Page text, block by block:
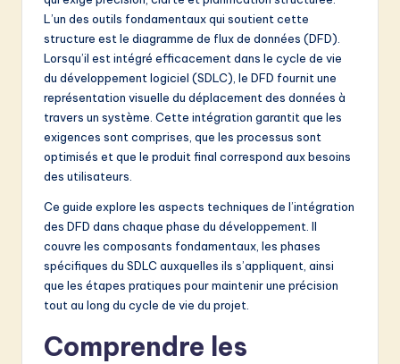
&
S
o
w
L’un des outils fondamentaux qui soutient cette
structure est le diagramme de flux de données (DFD).
Lorsqu’il est intégré efficacement dans le cycle de vie
du développement logiciel (SDLC), le DFD fournit une
représentation visuelle du déplacement des données à
travers un système. Cette intégration garantit que les
exigences sont comprises, que les processus sont
optimisés et que le produit final correspond aux besoins
des utilisateurs.
Ce guide explore les aspects techniques de l’intégration
des DFD dans chaque phase du développement. Il
couvre les composants fondamentaux, les phases
spécifiques du SDLC auxquelles ils s’appliquent, ainsi
que les étapes pratiques pour maintenir une précision
tout au long du cycle de vie du projet.
Comprendre les